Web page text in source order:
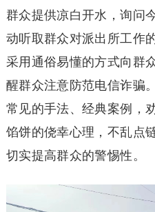
群众提供凉白开水，询问
动听取群众对派出所工作
采用通俗易懂的方式向群
醒群众注意防范电信诈骗
常见的手法、经典案例，
馅饼的侥幸心理，不乱点
切实提高群众的警惕性。